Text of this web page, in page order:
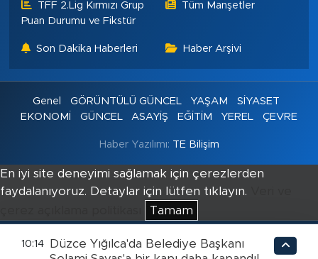
TFF 2.Lig Kırmızı Grup
Puan Durumu ve Fikstür
Tüm Manşetler
Son Dakika Haberleri Haber Arşivi
Genel GÖRÜNTÜLÜ GÜNCEL YAŞAM
SİYASET
EKONOMİ
GÜNCEL ASAYİŞ EĞİTİM YEREL ÇEVRE
Haber Yazılımı: TE Bilişim
En iyi site deneyimi sağlamak için çerezlerden
faydalanıyoruz. Detaylar için lütfen tıklayın.
Tamam
10:14
Düzce Yığılca'da Belediye Başkanı